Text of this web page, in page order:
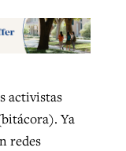
activistas
Ya
redes